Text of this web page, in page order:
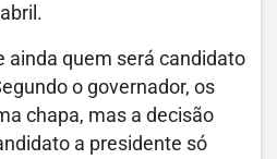
ainda quem será candidato
o governador, os
chapa, mas a decisão
a presidente só